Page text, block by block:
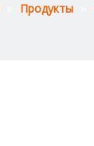
Продукты